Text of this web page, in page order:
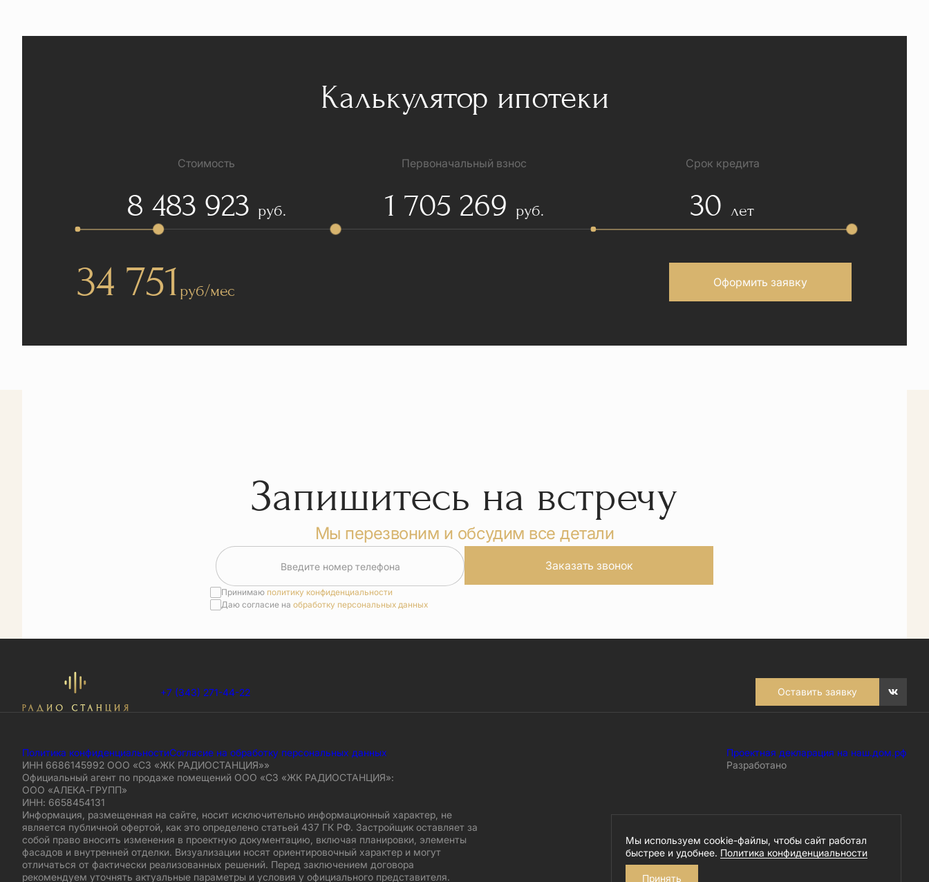
Калькулятор ипотеки
Стоимость
8 483 923 руб.
Первоначальный взнос
1 705 269 руб.
Срок кредита
30лет
34 751 руб/мес Оформить заявку
Запишитесь на встречу
Мы перезвоним и обсудим все детали
Введите номер телефона Заказать звонок
Принимаю политику конфиденциальности
Даю согласие на обработку персональных данных
+7 (343) 271-44-22 Оставить заявку
Политика конфиденциальностиСогласие на обработку персональных данных
ИНН 6686145992 ООО «СЗ «ЖК РАДИОСТАНЦИЯ»»
Официальный агент по продаже помещений ООО «СЗ «ЖК РАДИОСТАНЦИЯ»:
ООО «АЛЕКА-ГРУПП»
ИНН: 6658454131
Информация, размещенная на сайте, носит исключительно информационный характер, не
является публичной офертой, как это определено статьей 437 ГК РФ. Застройщик оставляет за
собой право вносить изменения в проектную документацию, включая планировки, элементы
фасадов и внутренней отделки. Визуализации носят ориентировочный характер и могут
отличаться от фактически реализованных решений. Перед заключением договора
рекомендуем уточнять актуальные параметры и условия у официального представителя.
Проектная декларация на наш.дом.рф
Разработано
Мы используем cookie-файлы, чтобы сайт работал
быстрее и удобнее. Политика конфиденциальности
Принять